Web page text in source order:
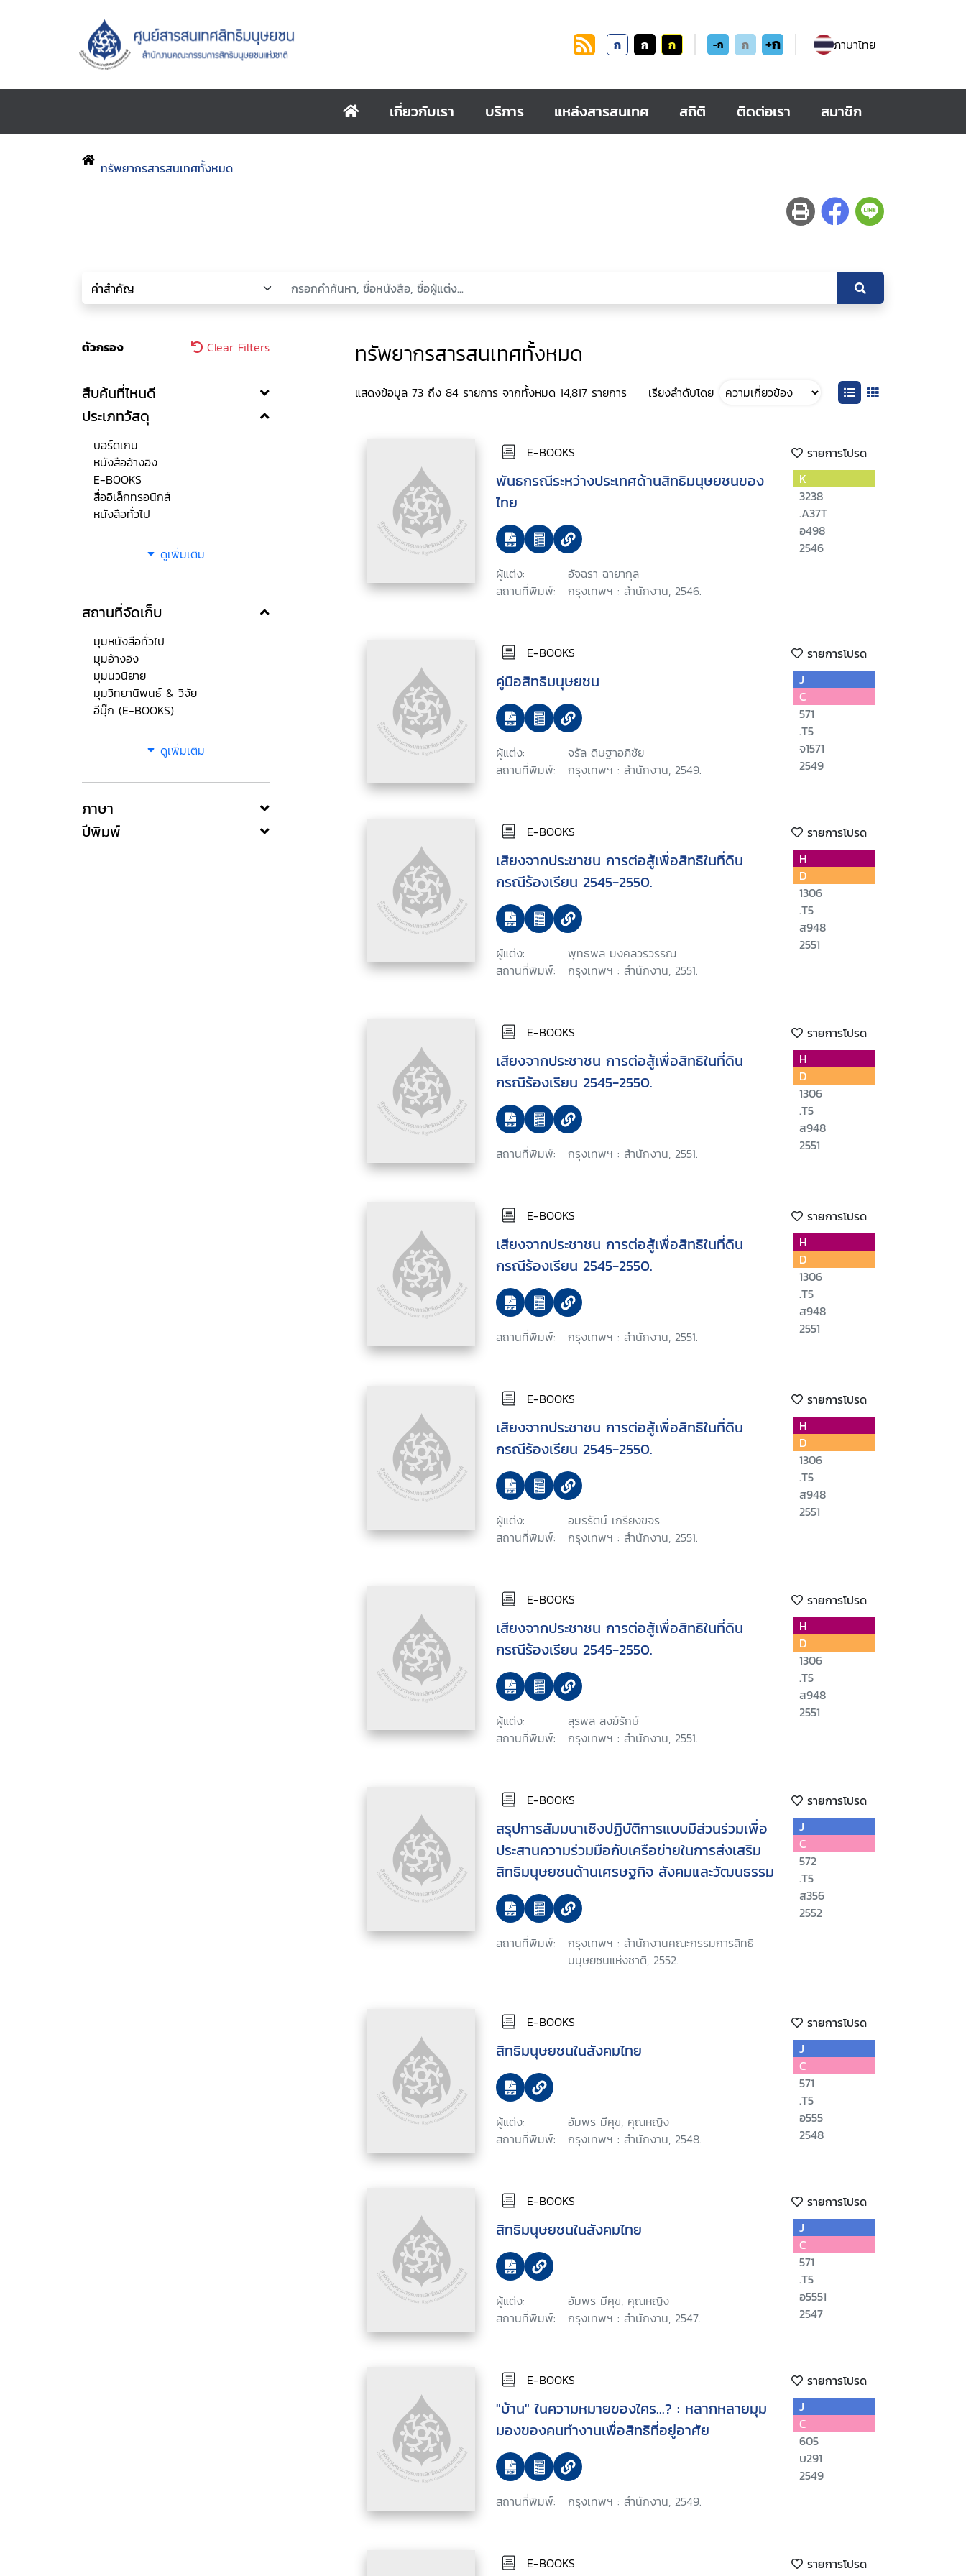
ก ก ก -ก ก +ก ภาษาไทย
เกี่ยวกับเรา บริการ แหล่งสารสนเทศ สถิติ ติดต่อเรา สมาชิก
ทรัพยากรสารสนเทศทั้งหมด
ตัวกรอง Clear Filters
สืบค้นที่ไหนดี
ประเภทวัสดุ
บอร์ดเกม
หนังสืออ้างอิง
E-BOOKS
สื่ออิเล็กทรอนิกส์
หนังสือทั่วไป
ดูเพิ่มเติม
สถานที่จัดเก็บ
มุมหนังสือทั่วไป
มุมอ้างอิง
มุมนวนิยาย
มุมวิทยานิพนธ์ & วิจัย
อีบุ๊ก (E-BOOKS)
ดูเพิ่มเติม
ภาษา
ปีพิมพ์
ทรัพยากรสารสนเทศทั้งหมด
แสดงข้อมูล 73 ถึง 84 รายการ จากทั้งหมด 14,817 รายการ เรียงลำดับโดย
E-BOOKS รายการโปรด
พันธกรณีระหว่างประเทศด้านสิทธิมนุษยชนของ
ไทย
ผู้แต่ง:
อัจฉรา ฉายากุล
สถานที่พิมพ์:
กรุงเทพฯ : สำนักงาน, 2546.
K
3238
.A37T
อ498
2546
E-BOOKS รายการโปรด
คู่มือสิทธิมนุษยชน
ผู้แต่ง:
จรัล ดิษฐาอภิชัย
สถานที่พิมพ์:
กรุงเทพฯ : สำนักงาน, 2549.
J
C
571
.T5
จ1571
2549
E-BOOKS รายการโปรด
เสียงจากประชาชน การต่อสู้เพื่อสิทธิในที่ดิน
กรณีร้องเรียน 2545-2550.
ผู้แต่ง:
พุทธพล มงคลวรวรรณ
สถานที่พิมพ์:
กรุงเทพฯ : สำนักงาน, 2551.
H
D
1306
.T5
ส948
2551
E-BOOKS รายการโปรด
เสียงจากประชาชน การต่อสู้เพื่อสิทธิในที่ดิน
กรณีร้องเรียน 2545-2550.
สถานที่พิมพ์: กรุงเทพฯ : สำนักงาน, 2551.
H
D
1306
.T5
ส948
2551
E-BOOKS รายการโปรด
เสียงจากประชาชน การต่อสู้เพื่อสิทธิในที่ดิน
กรณีร้องเรียน 2545-2550.
สถานที่พิมพ์: กรุงเทพฯ : สำนักงาน, 2551.
H
D
1306
.T5
ส948
2551
E-BOOKS รายการโปรด
เสียงจากประชาชน การต่อสู้เพื่อสิทธิในที่ดิน
กรณีร้องเรียน 2545-2550.
ผู้แต่ง:
อมรรัตน์ เกรียงขจร
สถานที่พิมพ์:
กรุงเทพฯ : สำนักงาน, 2551.
H
D
1306
.T5
ส948
2551
E-BOOKS รายการโปรด
เสียงจากประชาชน การต่อสู้เพื่อสิทธิในที่ดิน
กรณีร้องเรียน 2545-2550.
ผู้แต่ง:
สุรพล สงฆ์รักษ์
สถานที่พิมพ์:
กรุงเทพฯ : สำนักงาน, 2551.
H
D
1306
.T5
ส948
2551
E-BOOKS รายการโปรด
สรุปการสัมมนาเชิงปฏิบัติการแบบมีส่วนร่วมเพื่อ
ประสานความร่วมมือกับเครือข่ายในการส่งเสริม
สิทธิมนุษยชนด้านเศรษฐกิจ สังคมและวัฒนธรรม
สถานที่พิมพ์:
กรุงเทพฯ : สำนักงานคณะกรรมการสิทธิ
มนุษยชนแห่งชาติ, 2552.
J
C
572
.T5
ส356
2552
E-BOOKS รายการโปรด
สิทธิมนุษยชนในสังคมไทย
ผู้แต่ง:
อัมพร มีศุข, คุณหญิง
สถานที่พิมพ์:
กรุงเทพฯ : สำนักงาน, 2548.
J
C
571
.T5
อ555
2548
E-BOOKS รายการโปรด
สิทธิมนุษยชนในสังคมไทย
ผู้แต่ง:
อัมพร มีศุข, คุณหญิง
สถานที่พิมพ์:
กรุงเทพฯ : สำนักงาน, 2547.
J
C
571
.T5
อ5551
2547
E-BOOKS รายการโปรด
"บ้าน" ในความหมายของใคร...? : หลากหลายมุม
มองของคนทำงานเพื่อสิทธิที่อยู่อาศัย
สถานที่พิมพ์: กรุงเทพฯ : สำนักงาน, 2549.
J
C
605
บ291
2549
E-BOOKS รายการโปรด